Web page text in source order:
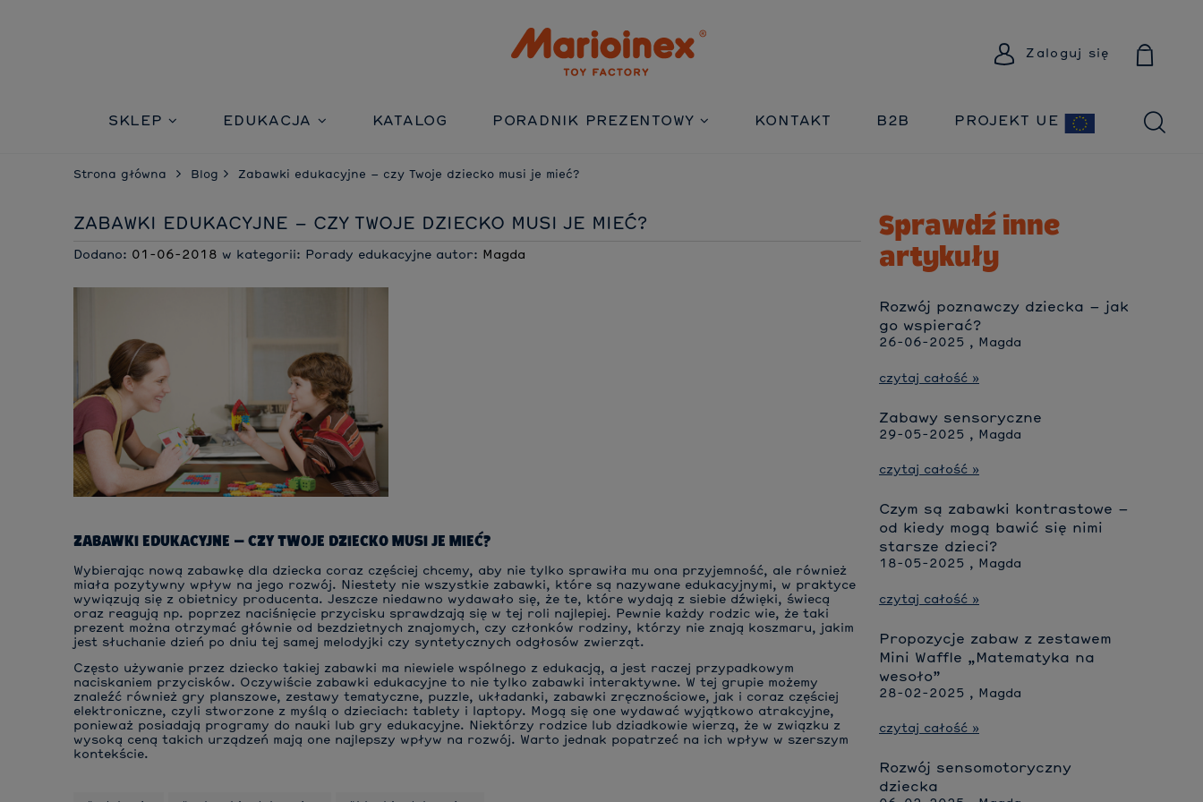
Zaloguj się
SKLEP EDUKACJA KATALOG PORADNIK PREZENTOWY KONTAKT B2B PROJEKT UE
Strona główna Blog Zabawki edukacyjne – czy Twoje dziecko musi je mieć?
ZABAWKI EDUKACYJNE – CZY TWOJE DZIECKO MUSI JE MIEĆ?
Dodano: 01-06-2018 w kategorii: Porady edukacyjne autor: Magda
ZABAWKI EDUKACYJNE – CZY TWOJE DZIECKO MUSI JE MIEĆ?
Wybierając nową zabawkę dla dziecka coraz częściej chcemy, aby nie tylko sprawiła mu ona przyjemność, ale również
miała pozytywny wpływ na jego rozwój. Niestety nie wszystkie zabawki, które są nazywane edukacyjnymi, w praktyce
wywiązują się z obietnicy producenta. Jeszcze niedawno wydawało się, że te, które wydają z siebie dźwięki, świecą
oraz reagują np. poprzez naciśnięcie przycisku sprawdzają się w tej roli najlepiej. Pewnie każdy rodzic wie, że taki
prezent można otrzymać głównie od bezdzietnych znajomych, czy członków rodziny, którzy nie znają koszmaru, jakim
jest słuchanie dzień po dniu tej samej melodyjki czy syntetycznych odgłosów zwierząt.
Często używanie przez dziecko takiej zabawki ma niewiele wspólnego z edukacją, a jest raczej przypadkowym
naciskaniem przycisków. Oczywiście zabawki edukacyjne to nie tylko zabawki interaktywne. W tej grupie możemy
znaleźć również gry planszowe, zestawy tematyczne, puzzle, układanki, zabawki zręcznościowe, jak i coraz częściej
elektroniczne, czyli stworzone z myślą o dzieciach: tablety i laptopy. Mogą się one wydawać wyjątkowo atrakcyjne,
ponieważ posiadają programy do nauki lub gry edukacyjne. Niektórzy rodzice lub dziadkowie wierzą, że w związku z
wysoką ceną takich urządzeń mają one najlepszy wpływ na rozwój. Warto jednak popatrzeć na ich wpływ w szerszym
kontekście.
Sprawdź inne
artykuły
Rozwój poznawczy dziecka – jak
go wspierać?
26-06-2025 , Magda
czytaj całość »
Zabawy sensoryczne
29-05-2025 , Magda
czytaj całość »
Czym są zabawki kontrastowe –
od kiedy mogą bawić się nimi
starsze dzieci?
18-05-2025 , Magda
czytaj całość »
Propozycje zabaw z zestawem
Mini Waffle „Matematyka na
wesoło”
28-02-2025 , Magda
czytaj całość »
Rozwój sensomotoryczny
dziecka